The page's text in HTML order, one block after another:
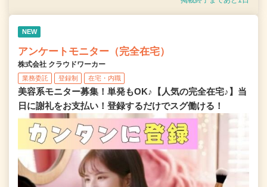
NEW
アンケートモニター（完全在宅）
株式会社 クラウドワーカー
業務委託 登録制 在宅・内職
美容系モニター募集！単発もOK♪【人気の完全在宅♪】当
日に謝礼をお支払い！登録するだけでスグ働ける！